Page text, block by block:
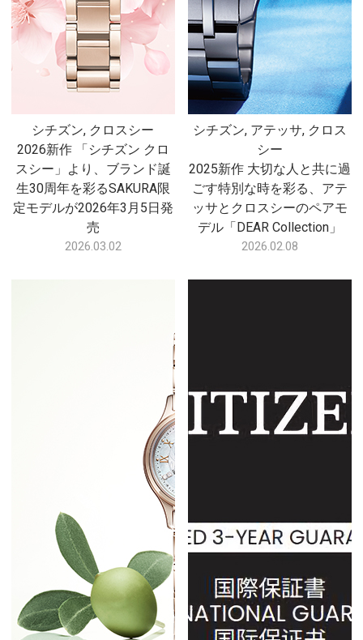
シチズン, クロスシー
2026新作 「シチズン クロ
スシー」より、ブランド誕
生30周年を彩るSAKURA限
定モデルが2026年3月5日発
売
2026.03.02
シチズン, アテッサ, クロス
シー
2025新作 ⼤切な⼈と共に過
ごす特別な時を彩る、アテ
ッサとクロスシーのペアモ
デル「DEAR Collection」
2026.02.08